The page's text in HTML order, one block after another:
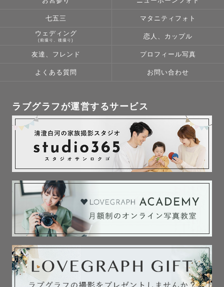
七五三 マタニティフォト
ウェディング
(前撮り、後撮り)
恋人、カップル
友達、フレンド プロフィール写真
よくある質問 お問い合わせ
ラブグラフが運営するサービス